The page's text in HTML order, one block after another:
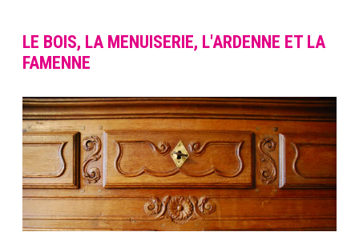
LE BOIS, LA MENUISERIE, L'ARDENNE ET LA
FAMENNE